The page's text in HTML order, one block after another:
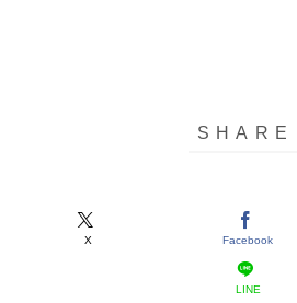
X Facebook
LINE